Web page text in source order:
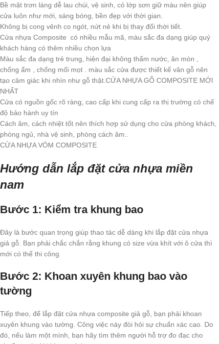
Bề mặt trơn láng dễ lau chùi, vệ sinh, có lớp sơn giữ màu nên giúp
cửa luôn như mới, sáng bóng, bền đẹp với thời gian.
Không bị cong vênh co ngót, nứt nẻ khi bị thay đổi thời tiết.
Cửa nhựa Composite có nhiều mẫu mã, màu sắc đa dạng giúp quý
khách hàng có thêm nhiều chọn lựa
Màu sắc đa dạng trẻ trung, hiện đại không thấm nước, ăn mòn ,
chống ẩm , chống mối mọt . màu sắc cửa được thiết kế vân gỗ nên
tạo cảm giác khi nhìn như gỗ thật.CỬA NHỰA GỖ COMPOSITE MỚI
NHẤT
Cửa có nguồn gốc rõ ràng, cao cấp khi cung cấp ra thị trường có chế
độ bảo hành uy tín
Cách âm, cách nhiệt tốt nên thích hợp sử dụng cho cửa phòng khách,
phòng ngủ, nhà vệ sinh, phòng cách âm..
CỬA NHỰA VÒM COMPOSITE
Hướng dẫn lắp đặt cửa nhựa miền
nam
Bước 1: Kiểm tra khung bao
Đây là bước quan trọng giúp thao tác dễ dàng khi lắp đặt cửa nhựa
giả gỗ. Bạn phải chắc chắn rằng khung có size vừa khít với ô cửa thì
mới có thể thi công.
Bước 2: Khoan xuyên khung bao vào
tường
Tiếp theo, để lắp đặt cửa nhựa composite giả gỗ, bạn phải khoan
xuyên khung vào tường. Công việc này đòi hỏi sự chuẩn xác cao. Do
đó, nếu làm một mình, bạn hãy tìm thêm người hỗ trợ đo đạc cho